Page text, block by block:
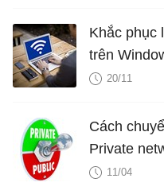
Khắc phục
trên
20/11
Cách
Private
11/04